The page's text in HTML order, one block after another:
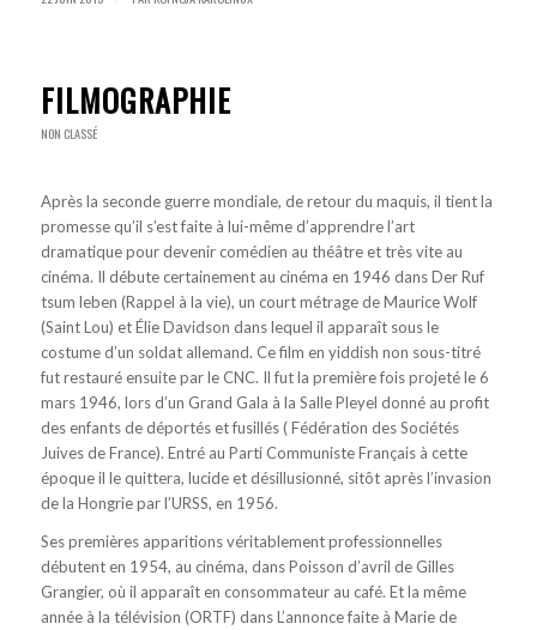
FILMOGRAPHIE
NON CLASSÉ
Après la seconde guerre mondiale, de retour du maquis, il tient la
promesse qu’il s’est faite à lui-même d’apprendre l’art
dramatique pour devenir comédien au théâtre et très vite au
cinéma. Il débute certainement au cinéma en 1946 dans Der Ruf
tsum leben (Rappel à la vie), un court métrage de Maurice Wolf
(Saint Lou) et Élie Davidson dans lequel il apparaît sous le
costume d’un soldat allemand. Ce film en yiddish non sous-titré
fut restauré ensuite par le CNC. Il fut la première fois projeté le 6
mars 1946, lors d’un Grand Gala à la Salle Pleyel donné au profit
des enfants de déportés et fusillés ( Fédération des Sociétés
Juives de France). Entré au Parti Communiste Français à cette
époque il le quittera, lucide et désillusionné, sitôt après l’invasion
de la Hongrie par l’URSS, en 1956.
Ses premières apparitions véritablement professionnelles
débutent en 1954, au cinéma, dans Poisson d’avril de Gilles
Grangier, où il apparaît en consommateur au café. Et la même
année à la télévision (ORTF) dans L’annonce faite à Marie de